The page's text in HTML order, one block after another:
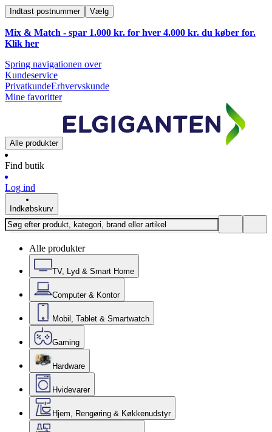
Indtast postnummer Vælg
Mix & Match - spar 1.000 kr. for hver 4.000 kr. du køber for.
Klik her
Spring navigationen over
Kundeservice
PrivatkundeErhvervskunde
Mine favoritter
Alle produkter
Find butik
Log ind
Indkøbskurv
Alle produkter
TV, Lyd & Smart Home
Computer & Kontor
Mobil, Tablet & Smartwatch
Gaming
Hardware
Hvidevarer
Hjem, Rengøring & Køkkenudstyr